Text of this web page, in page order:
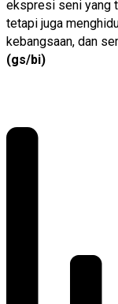
ekspresi seni yang
tetapi juga
kebangsaan, dan
(gs/bi)